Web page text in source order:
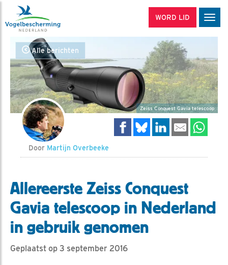
WORD LID
Alle berichten
Zeiss Conquest Gavia telescoop
Door Martijn Overbeeke
Allereerste Zeiss Conquest
Gavia telescoop in Nederland
in gebruik genomen
Geplaatst op 3 september 2016